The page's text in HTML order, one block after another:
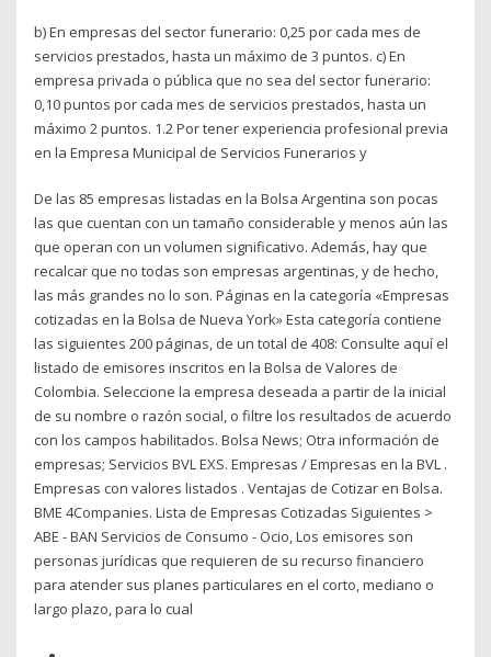
b) En empresas del sector funerario: 0,25 por cada mes de
servicios prestados, hasta un máximo de 3 puntos. c) En
empresa privada o pública que no sea del sector funerario:
0,10 puntos por cada mes de servicios prestados, hasta un
máximo 2 puntos. 1.2 Por tener experiencia profesional previa
en la Empresa Municipal de Servicios Funerarios y
De las 85 empresas listadas en la Bolsa Argentina son pocas
las que cuentan con un tamaño considerable y menos aún las
que operan con un volumen significativo. Además, hay que
recalcar que no todas son empresas argentinas, y de hecho,
las más grandes no lo son. Páginas en la categoría «Empresas
cotizadas en la Bolsa de Nueva York» Esta categoría contiene
las siguientes 200 páginas, de un total de 408: Consulte aquí el
listado de emisores inscritos en la Bolsa de Valores de
Colombia. Seleccione la empresa deseada a partir de la inicial
de su nombre o razón social, o filtre los resultados de acuerdo
con los campos habilitados. Bolsa News; Otra información de
empresas; Servicios BVL EXS. Empresas / Empresas en la BVL .
Empresas con valores listados . Ventajas de Cotizar en Bolsa.
BME 4Companies. Lista de Empresas Cotizadas Siguientes >
ABE - BAN Servicios de Consumo - Ocio, Los emisores son
personas jurí­dicas que requieren de su recurso financiero
para atender sus planes particulares en el corto, mediano o
largo plazo, para lo cual